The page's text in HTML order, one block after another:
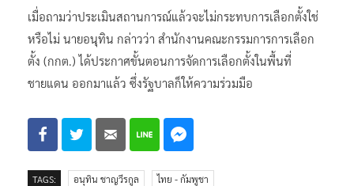
เมื่อถามว่าประเมินสถานการณ์แล้วจะไม่กระทบการเลือกตั้งใช่
หรือไม่ นายอนุทิน กล่าวว่า สำนักงานคณะกรรมการการเลือก
ตั้ง (กกต.) ได้ประกาศขั้นตอนการจัดการเลือกตั้งในพื้นที่
ชายแดน ออกมาแล้ว ซึ่งรัฐบาลก็ให้ความร่วมมือ
TAGS: อนุทิน ชาญวีรกูล ไทย - กัมพูชา